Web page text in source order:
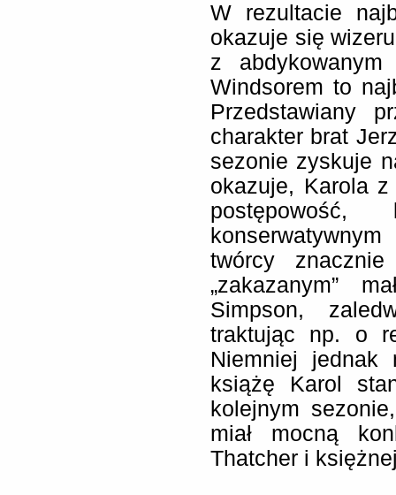
W rezultacie
okazuje się
z
Windsorem to
Przedstawiany
charakter brat
sezonie zyskuje
okazuje, Karola z
twórcy
„zakazanym”
Simpson,
traktując np. o
Niemniej
książę Karol
kolejnym
miał mocną
Thatcher i